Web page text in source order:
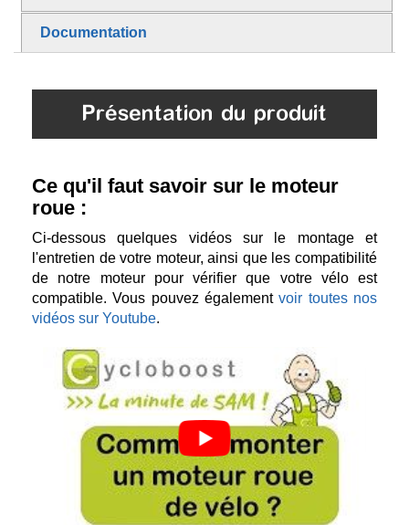
Documentation
Présentation du produit
Ce qu'il faut savoir sur le moteur
roue :
Ci-dessous quelques vidéos sur le montage et
l'entretien de votre moteur, ainsi que les compatibilité
de notre moteur pour vérifier que votre vélo est
compatible. Vous pouvez égalementvoir toutes nos
vidéos sur Youtube.